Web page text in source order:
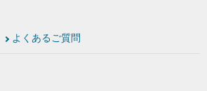
よくあるご質問